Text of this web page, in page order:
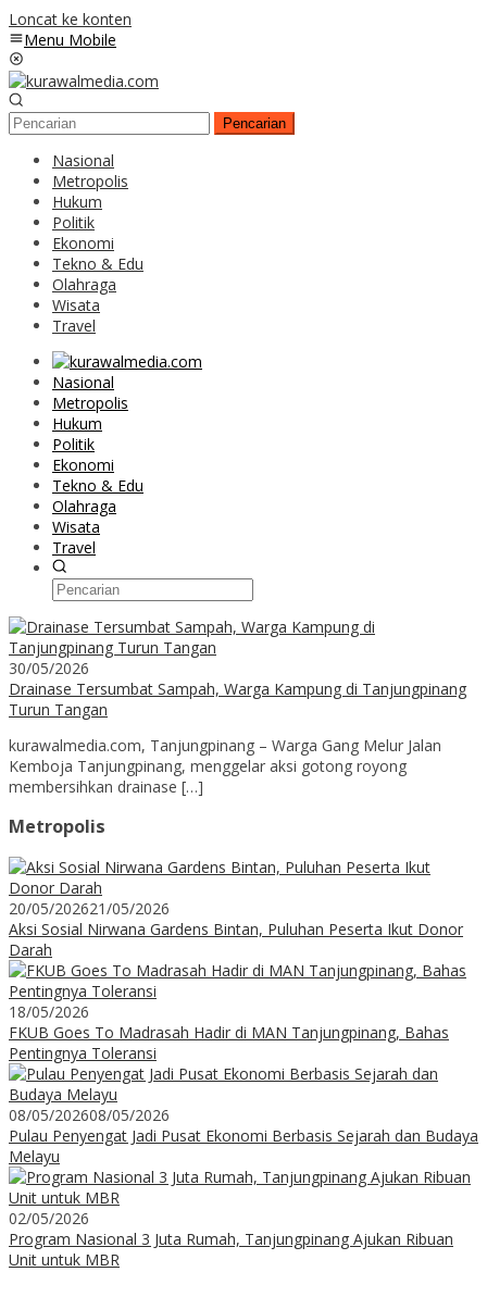
Loncat ke konten
Menu Mobile
Pencarian
Nasional
Metropolis
Hukum
Politik
Ekonomi
Tekno & Edu
Olahraga
Wisata
Travel
Nasional
Metropolis
Hukum
Politik
Ekonomi
Tekno & Edu
Olahraga
Wisata
Travel
30/05/2026
Drainase Tersumbat Sampah, Warga Kampung di Tanjungpinang
Turun Tangan
kurawalmedia.com, Tanjungpinang – Warga Gang Melur Jalan
Kemboja Tanjungpinang, menggelar aksi gotong royong
membersihkan drainase […]
Metropolis
20/05/202621/05/2026
Aksi Sosial Nirwana Gardens Bintan, Puluhan Peserta Ikut Donor
Darah
18/05/2026
FKUB Goes To Madrasah Hadir di MAN Tanjungpinang, Bahas
Pentingnya Toleransi
08/05/202608/05/2026
Pulau Penyengat Jadi Pusat Ekonomi Berbasis Sejarah dan Budaya
Melayu
02/05/2026
Program Nasional 3 Juta Rumah, Tanjungpinang Ajukan Ribuan
Unit untuk MBR